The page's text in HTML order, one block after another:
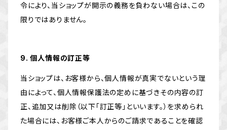
令により、当ショップが開示の義務を負わない場合は、この
限りではありません。
9. 個人情報の訂正等
当ショップは、お客様から、個人情報が真実でないという理
由によって、個人情報保護法の定めに基づきその内容の訂
正、追加又は削除（以下「訂正等」といいます。）を求められ
た場合には、お客様ご本人からのご請求であることを確認